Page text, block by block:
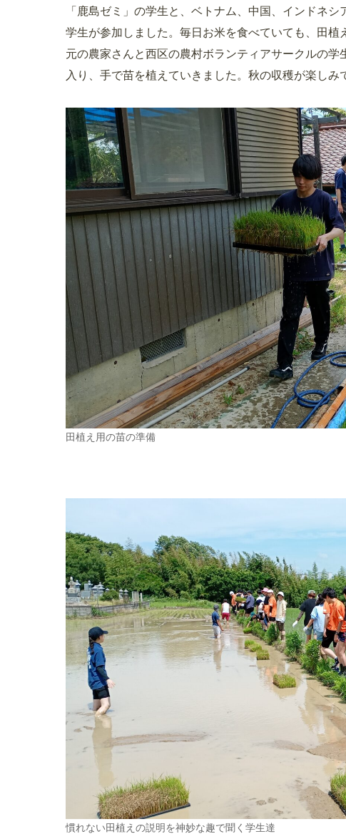
「鹿島ゼミ」の学生と、ベトナム、中国、インドネ
学生が参加しました。毎日お米を食べていても、田
元の農家さんと西区の農村ボランティアサークルの
入り、手で苗を植えていきました。秋の収穫が楽しみ
田植え用の苗の準備
慣れない田植えの説明を神妙な趣で聞く学生達